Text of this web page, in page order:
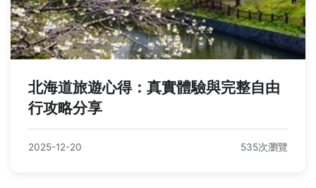
北海道旅遊心得：真實體驗與完整自由
行攻略分享
2025-12-20 535次瀏覽